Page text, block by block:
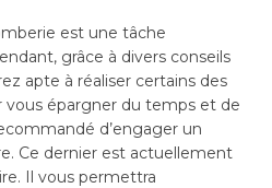
est une tâche
grâce à divers conseils
apte à réaliser certains des
vous épargner du temps et de
d’engager un
Ce dernier est actuellement
Il vous permettra